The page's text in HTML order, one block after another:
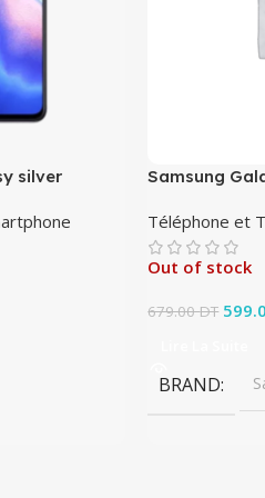
silver Samsung
Téléphone et
Out of stock
679.00DT Le
BRAND